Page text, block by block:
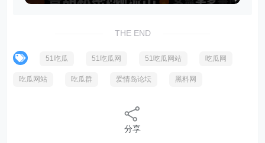
THE END
51吃瓜 51吃瓜网 51吃瓜网站 吃瓜网
吃瓜网站 吃瓜群 爱情岛论坛 黑料网
分享